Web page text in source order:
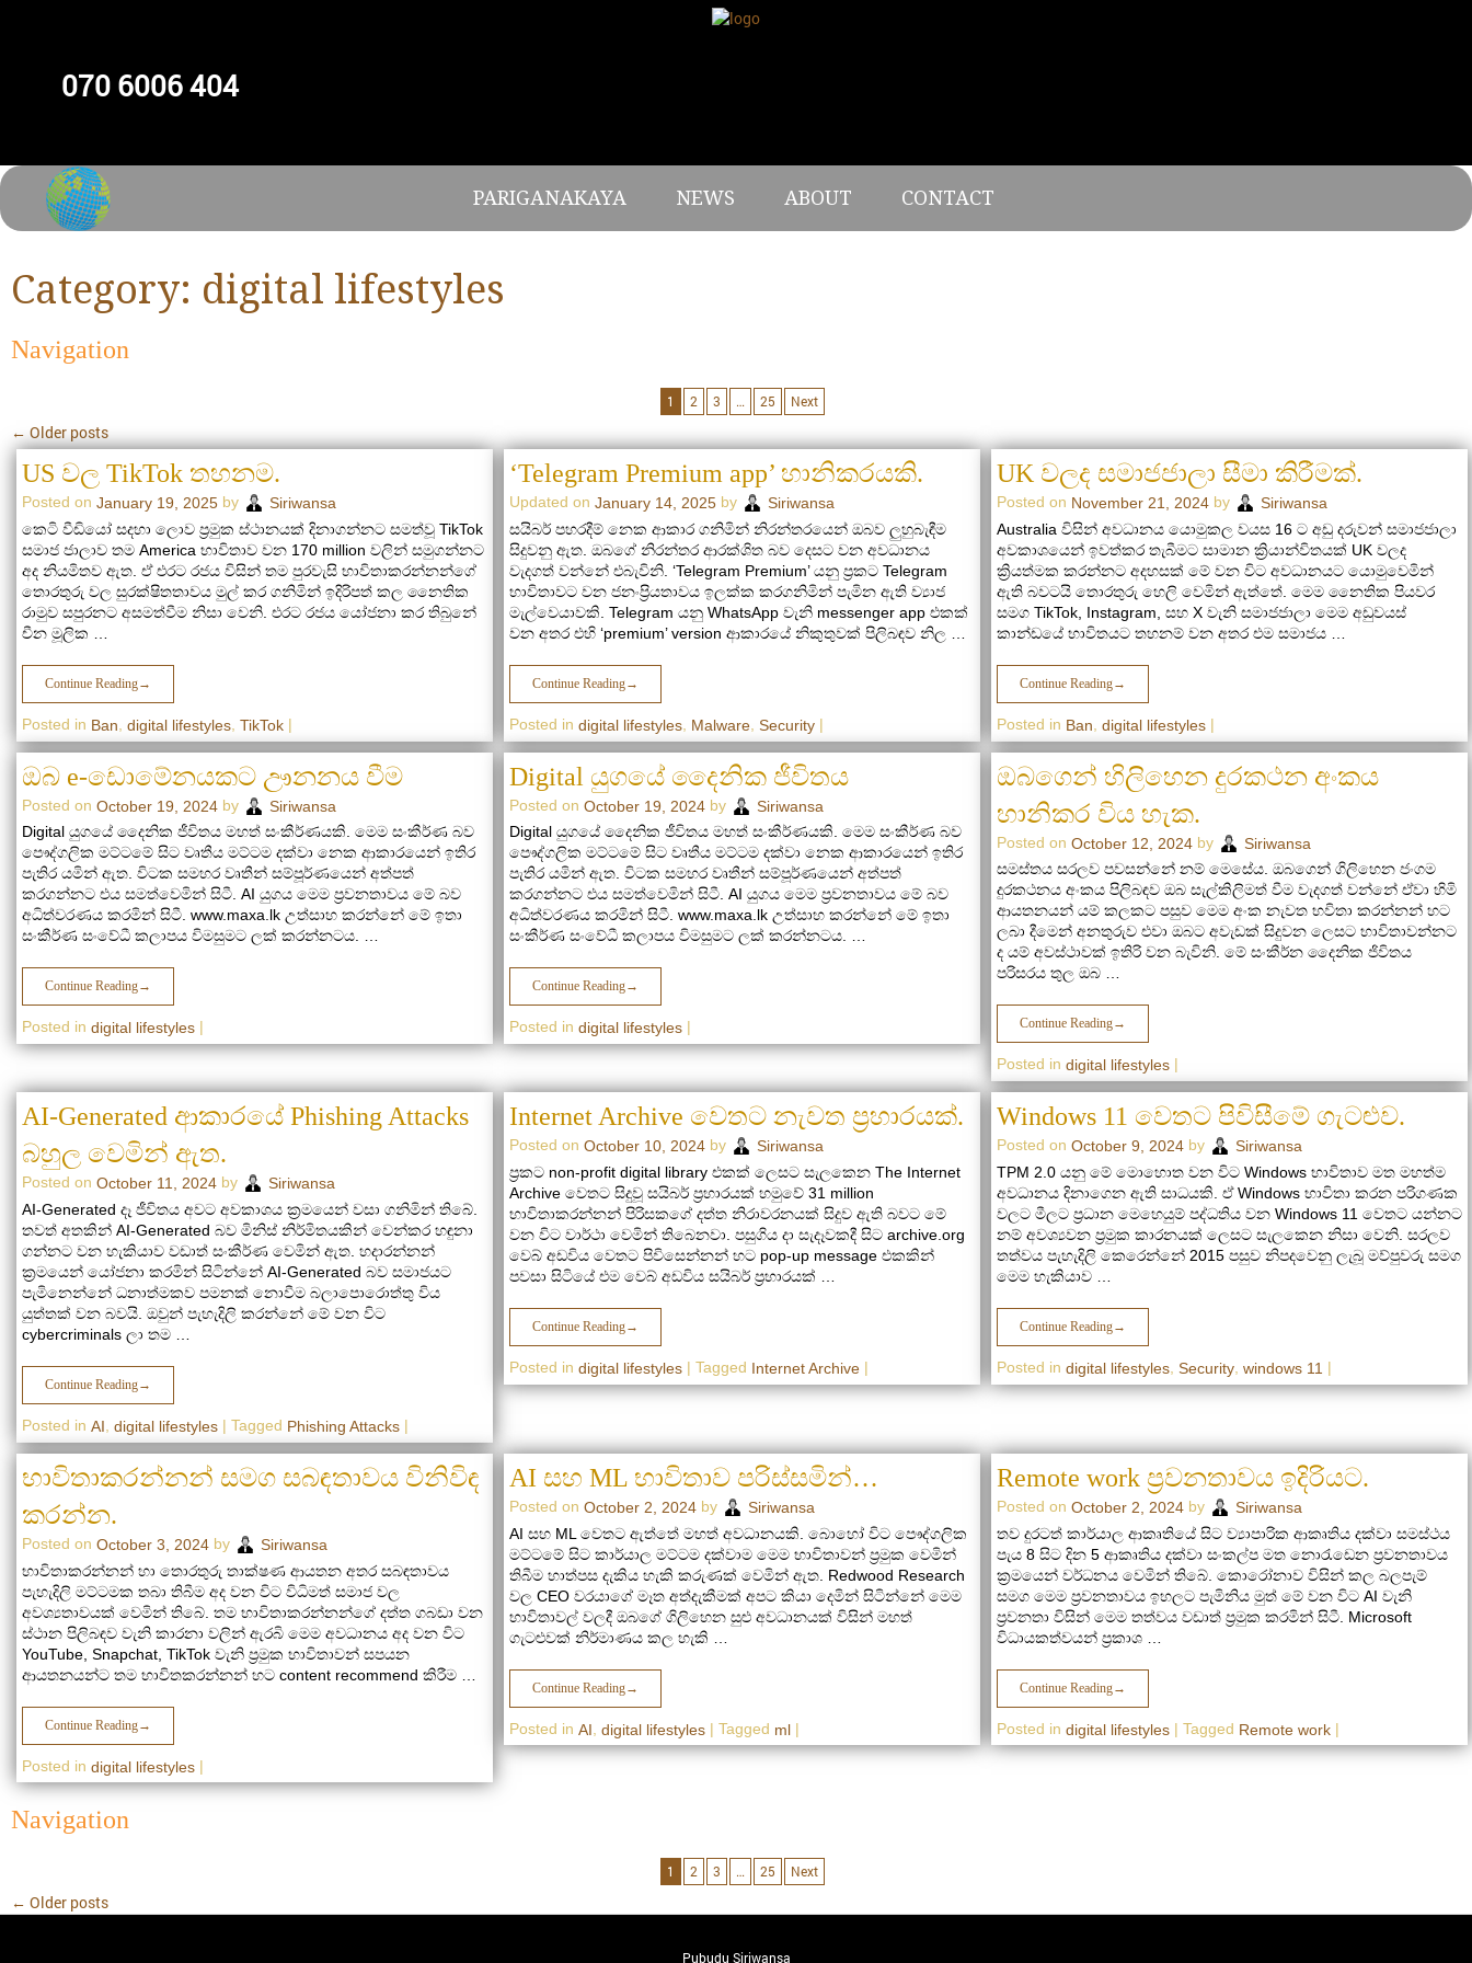
070 6006 404
PARIGANAKAYA NEWS ABOUT CONTACT
Category: digital lifestyles
Navigation
1 2 3 … 25 Next
← Older posts
US වල TikTok තහනම.
Posted on January 19, 2025 by
Siriwansa
කෙටි වීඩියෝ සදහා ලොව ප්‍රමුක ස්ථානයක් දිනාගන්නට සමත්වූ TikTok
සමාජ ජාලාව තම America භාවිතාව වන 170 million වලින් සමුගන්නට
අද නියමිතව ඇත. ඒ එරට රජය විසින් තම පුරවැසි භාවිතාකරන්නන්ගේ
තොරතුරු වල සුරක්ෂිතතාවය මුල් කර ගනිමින් ඉදිරිපත් කල නෛතික
රාමුව සපුරනට අසමත්වීම නිසා වෙනි. එරට රජය යෝජනා කර තිබුනේ
චීන මූලික …
Continue Reading→
Posted in Ban digital lifestyles TikTok |
‘Telegram Premium app’ හානිකරයකි.
Updated on January 14, 2025by
Siriwansa
සයිබර් පහරදීම් නෙක ආකාර ගනිමින් නිරන්තරයෙන් ඔබව ලුහුබැඳීම
සිදුවනු ඇත. ඔබගේ නිරන්තර ආරක්ශිත බව දෙසට වන අවධානය
වැදගත් වන්නේ එබැවිනි. ‘Telegram Premium’ යනු ප්‍රකට Telegram
භාවිතාවට වන ජනංප්‍රියතාවය ඉලක්ක කරගනිමින් පැමින ඇති ව්‍යාජ
මැල්වෙයාවකි. Telegram යනු WhatsApp වැනි messenger app එකක්
වන අතර එහි ‘premium’ version ආකාරයේ නිකුතුවක් පිලිබඳව නිල …
Continue Reading→
Posted in digital lifestyles, Malware, Security|
UK වලද සමාජජාලා සීමා කිරීමක්.
Posted on November 21, 2024by
Siriwansa
Australia විසින් අවධානය යොමුකල වයස 16 ට අඩු දරුවන් සමාජජාලා
අවකාශයෙන් ඉවත්කර තැබීමට සාමාන ක්‍රියාන්විතයක් UK වලද
ක්‍රියත්මක කරන්නට අදහසක් මේ වන විට අවධානයට යොමුවෙමින්
ඇති බවටයි තොරතුරු හෙලි වෙමින් ඇත්තේ. මෙම නෛතික පියවර
සමග TikTok, Instagram, සහ X වැනි සමාජජාලා මෙම අඩුවයස්
කාන්ඩයේ භාවිතයට තහනම් වන අතර එම සමාජය …
Continue Reading→
Posted in Ban digital lifestyles|
ඔබ e-ඩොමේනයකට ඌනනය වීම
Posted on October 19, 2024 by
Siriwansa
Digital යුගයේ දෛනික ජීවිතය මහත් සංකීර්ණයකි. මෙම සංකීර්ණ බව
පෞද්ගලික මට්ටමේ සිට වෘතීය මට්ටම දක්වා නෙක ආකාරයෙන් ඉතිර
පැතිර යමින් ඇත. විටක සමහර වෘතීන් සම්පූර්ණයෙන් අත්පත්
කරගන්නට එය සමත්වෙමින් සිටී. AI යුගය මෙම ප්‍රවනතාවය මේ බව
අධිත්වරණය කරමින් සිටී. www.maxa.lk උත්සාහ කරන්නේ මේ ඉතා
සංකීර්ණ සංවේධී කලාපය විමසුමට ලක් කරන්නටය. …
Continue Reading→
Posted in digital lifestyles |
Digital යුගයේ දෛනික ජීවිතය
Posted on October 19, 2024by
Siriwansa
Digital යුගයේ දෛනික ජීවිතය මහත් සංකීර්ණයකි. මෙම සංකීර්ණ බව
පෞද්ගලික මට්ටමේ සිට වෘතීය මට්ටම දක්වා නෙක ආකාරයෙන් ඉතිර
පැතිර යමින් ඇත. විටක සමහර වෘතීන් සම්පූර්ණයෙන් අත්පත්
කරගන්නට එය සමත්වෙමින් සිටී. AI යුගය මෙම ප්‍රවනතාවය මේ බව
අධිත්වරණය කරමින් සිටී. www.maxa.lk උත්සාහ කරන්නේ මේ ඉතා
සංකීර්ණ සංවේධී කලාපය විමසුමට ලක් කරන්නටය. …
Continue Reading→
Posted in digital lifestyles|
ඔබගෙන් හිලිහෙන දුරකථන අංකය
හානිකර විය හැක.
Posted on October 12, 2024by
Siriwansa
සමස්තය සරලව පවසන්නේ නම් මෙසේය. ඔබගෙන් ගිලිහෙන ජංගම
දුරකථනය අංකය පිලිබඳව ඔබ සැල්කිලිමත් වීම වැදගත් වන්නේ ඒවා හිමි
ආයතනයන් යම් කලකට පසුව මෙම අංක නැවත භවිතා කරන්නන් හට
ලබා දීමෙන් අනතුරුව එවා ඔබට අවැඩක් සිදුවන ලෙසට භාවිතාවන්නට
ද යම් අවස්ථාවක් ඉතිරි වන බැවිනි. මේ සංකීර්න දෛනික ජිවිතය
පරිසරය තුල ඔබ …
Continue Reading→
Posted in digital lifestyles|
AI-Generated ආකාරයේ Phishing Attacks
බහුල වෙමින් ඇත.
Posted on October 11, 2024 by
Siriwansa
AI-Generated දෑ ජීවිතය අවට අවකාශය ක්‍රමයෙන් වසා ගනිමින් තිබේ.
තවත් අතකින් AI-Generated බව මිනිස් නිර්මිතයකින් වෙන්කර හඳුනා
ගන්නට වන හැකියාව වඩාත් සංකීර්ණ වෙමින් ඇත. හදාරන්නන්
ක්‍රමයෙන් යෝජනා කරමින් සිටින්නේ AI-Generated බව සමාජයට
පැමිනෙන්නේ ධනාත්මකව පමනක් නොවීම බලාපොරොත්තු විය
යුත්තක් වන බවයි. ඔවුන් පැහැදිලි කරන්නේ මේ වන විට
cybercriminals ලා තම …
Continue Reading→
Posted in AI digital lifestyles | Tagged Phishing Attacks |
Internet Archive වෙතට නැවත ප්‍රහාරයක්.
Posted on October 10, 2024by
Siriwansa
ප්‍රකට non-profit digital library එකක් ලෙසට සැලකෙන The Internet
Archive වෙතට සිදුවූ සයිබර් ප්‍රහාරයක් හමුවේ 31 million
භාවිතාකරන්නන් පිරිසකගේ දත්ත නිරාවරනයක් සිදුව ඇති බවට මේ
වන විට වාර්ථා වෙමින් තිබෙනවා. පසුගිය දා සැදෑවකදී සිට archive.org
වෙබ් අඩවිය වෙතට පිවිසෙන්නන් හට pop-up message එකකින්
පවසා සිටියේ එම වෙබ් අඩවිය සයිබර් ප්‍රහාරයක් …
Continue Reading→
Posted in digital lifestyles| Tagged Internet Archive|
Windows 11 වෙතට පිවිසීමේ ගැටළුව.
Posted on October 9, 2024by
Siriwansa
TPM 2.0 යනු මේ මොහොත වන විට Windows භාවිතාව මත මහත්ම
අවධානය දිනාගෙන ඇති සාධයකි. ඒ Windows භාවිතා කරන පරිගණක
වලට මීලට ප්‍රධාන මෙහෙයුම් පද්ධතිය වන Windows 11 වෙතට යන්නට
නම් අවශ්‍යවන ප්‍රමුක කාරනයක් ලෙසට සැලකෙන නිසා වෙනි. සරලව
තත්වය පැහැදිලි කෙරෙන්නේ 2015 පසුව නිපදවෙනු ලැබූ මව්පුවරු සමග
මෙම හැකියාව …
Continue Reading→
Posted in digital lifestyles, Security, windows 11 |
භාවිතාකරන්නන් සමග සබඳතාවය විනිවිඳ
කරන්න.
Posted on October 3, 2024 by
Siriwansa
භාවිතාකරන්නන් හා තොරතුරු තාක්ෂණ ආයතන අතර සබඳතාවය
පැහැදිලි මට්ටමක තබා තිබීම අද වන විට විධිමත් සමාජ වල
අවශ්‍යතාවයක් වෙමින් තිබේ. තම භාවිතාකරන්නන්ගේ දත්ත ගබඩා වන
ස්ථාන පිලිබඳව වැනි කාරනා වලින් ඇරබි මෙම අවධානය අද වන විට
YouTube, Snapchat, TikTok වැනි ප්‍රමුක භාවිතාවන් සපයන
ආයතනයන්ට තම භාවිතකරන්නන් හට content recommend කිරීම …
Continue Reading→
Posted in digital lifestyles |
AI සහ ML භාවිතාව පරිස්සමින්…
Posted on October 2, 2024by
Siriwansa
AI සහ ML වෙතට ඇත්තේ මහත් අවධානයකි. බොහෝ විට පෞද්ගලික
මට්ටමේ සිට කාර්යාල මට්ටම දක්වාම මෙම භාවිතාවන් ප්‍රමුක වෙමින්
තිබීම හාත්පස දැකිය හැකි කරුණක් වෙමින් ඇත. Redwood Research
වල CEO වරයාගේ මෑත අත්දැකීමක් අපට කියා දෙමින් සිටින්නේ මෙම
භාවිතාවල් වලදී ඔබගේ ගිලිහෙන සුළු අවධානයක් විසින් මහත්
ගැටළුවක් නිර්මාණය කල හැකි …
Continue Reading→
Posted in AI digital lifestyles| Tagged ml|
Remote work ප්‍රවනතාවය ඉදිරියට.
Posted on October 2, 2024by
Siriwansa
තව දුරටත් කාර්යාල ආකෘතියේ සිට ව්‍යාපාරික ආකෘතිය දක්වා සමස්ථය
පැය 8 සිට දින 5 ආකෘතිය දක්වා සංකල්ප මත නො‍රැඩෙන ප්‍රවනතාවය
ක්‍රමයෙන් වර්ධනය වෙමින් තිබේ. කොරෝනාව විසින් කල බලපැම්
සමග මෙම ප්‍රවනතාවය ඉහලට පැමිනිය මුත් මේ වන විට AI වැනි
ප්‍රවනතා විසින් මෙම තත්වය වඩාත් ප්‍රමුක කරමින් සිටී. Microsoft
විධායකත්වයන් ප්‍රකාශ …
Continue Reading→
Posted in digital lifestyles| Tagged Remote work|
Navigation
1 2 3 … 25 Next
← Older posts
Pubudu Siriwansa